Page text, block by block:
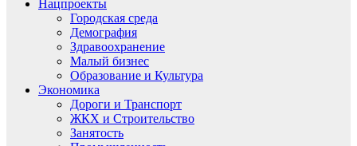
Нацпроекты
Городская среда
Демография
Здравоохранение
Малый бизнес
Образование и Культура
Экономика
Дороги и Транспорт
ЖКХ и Строительство
Занятость